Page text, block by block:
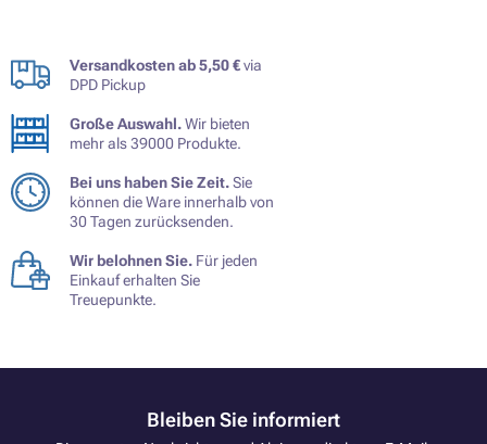
Versandkosten ab 5,50 €via
DPD Pickup
Große Auswahl.Wir bieten
mehr als 39000 Produkte.
Bei uns haben Sie Zeit.Sie
können die Ware innerhalb von
30 Tagen zurücksenden.
Wir belohnen Sie. Für jeden
Einkauf erhalten Sie
Treuepunkte.
Bleiben Sie informiert